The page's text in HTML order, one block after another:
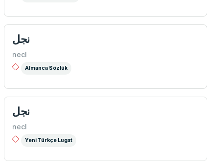
نجل
necl
Almanca Sözlük
نجل
necl
Yeni Türkçe Lugat